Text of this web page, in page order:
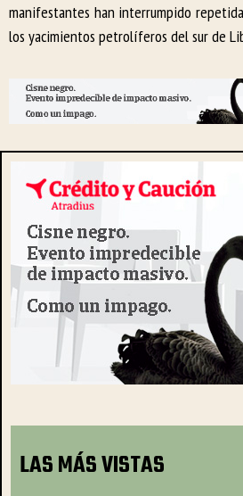
manifestantes han interrumpido
los yacimientos petrolíferos del sur de
LAS MÁS VISTAS